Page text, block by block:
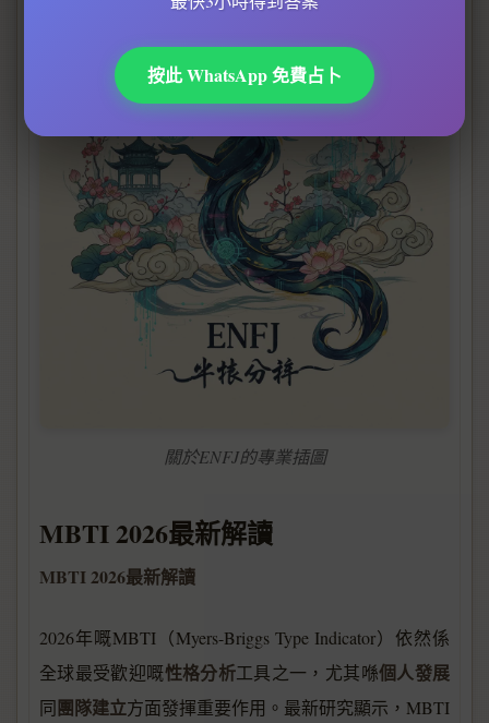
關於ENFJ的專業插圖
MBTI 2026最新解讀
MBTI 2026最新解讀
2026年嘅MBTI（Myers-Briggs Type Indicator）依然係
全球最受歡迎嘅性格分析工具之一，尤其喺個人發展
同團隊建立方面發揮重要作用。最新研究顯示，MBTI
按此 WhatsApp 免費占卜